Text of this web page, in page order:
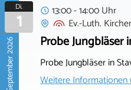
September 2026
Di.
1
13:00 - 14:00 Uhr
Ev.-Luth.
Probe Jungbläser
Probe Jungbläser in
Weitere